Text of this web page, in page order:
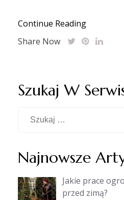
Continue Reading
Share Now
Szukaj W
Najnowsze
Jakie prace
przed zimą?